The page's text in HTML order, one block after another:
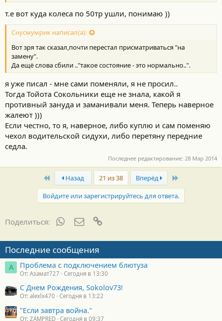
т.е вот куда колеса по 50тр ушли, понимаю ))
Снусмумрик написал(а):
Вот зря так сказал,почти перестал присматриваться "на
замену".
Да ещё слова сбили .."такое состояние - это нормально..".
я уже писал - мне сами поменяли, я не просил..
Тогда Тойота Сокольники еще не знала, какой я
противный зануда и заманивали меня. Теперь наверное
жалеют )))
Если честно, то я, наверное, либо куплю и сам поменяю
чехол водительской сидухи, либо перетяну передние
седла.
Последнее редактирование: 28 Мар 2014
First Назад 21 из 38 Вперёд
Войдите или зарегистрируйтесь для ответа.
Поделиться: WhatsAppЭлектронная почта
Последние сообщения
А Проблема с подключением блютуза
От: Азамат727 Сегодня в 13:30
С Днем Рождения, Sokolov73!
От: alexlx470 Сегодня в 13:22
"Если завтра война."
От: ZAMPRED Сегодня в 09:37